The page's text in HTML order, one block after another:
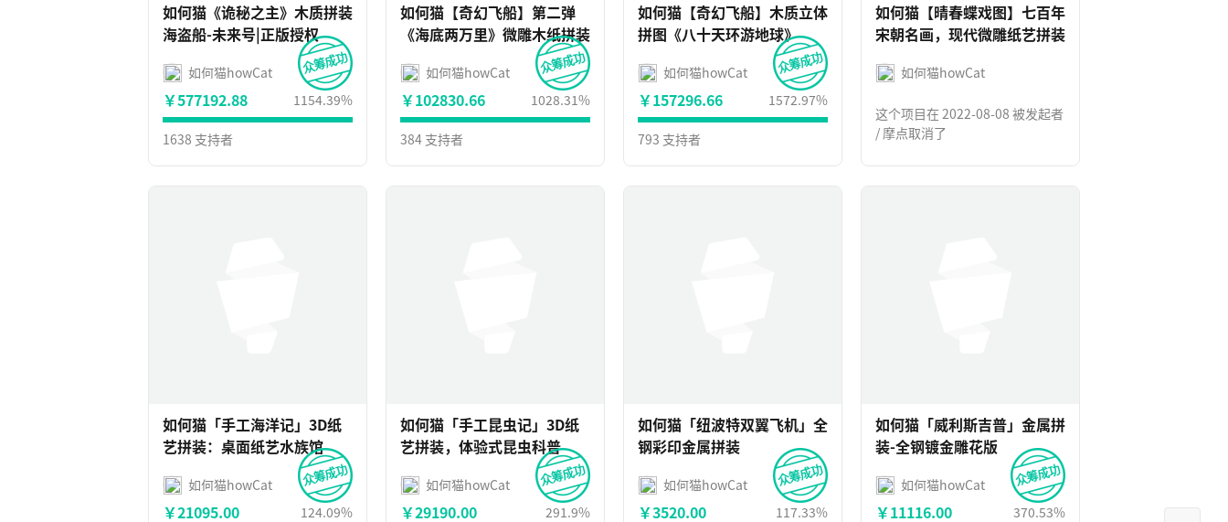
如何猫《诡秘之主》木质拼装
海盗船-未来号|正版授权
如何猫howCat
￥577192.88 1154.39%
1638 支持者
如何猫【奇幻飞船】第二弹
《海底两万里》微雕木纸拼装
如何猫howCat
￥102830.66 1028.31%
384 支持者
如何猫【奇幻飞船】木质立体
拼图《八十天环游地球》
如何猫howCat
￥157296.66 1572.97%
793 支持者
如何猫【晴春蝶戏图】七百年
宋朝名画，现代微雕纸艺拼装
如何猫howCat
这个项目在 2022-08-08 被发起者
/ 摩点取消了
如何猫「手工海洋记」3D纸
艺拼装：桌面纸艺水族馆
如何猫howCat
￥21095.00 124.09%
如何猫「手工昆虫记」3D纸
艺拼装，体验式昆虫科普
如何猫howCat
￥29190.00 291.9%
如何猫「纽波特双翼飞机」全
钢彩印金属拼装
如何猫howCat
￥3520.00 117.33%
如何猫「威利斯吉普」金属拼
装-全钢镀金雕花版
如何猫howCat
￥11116.00 370.53%